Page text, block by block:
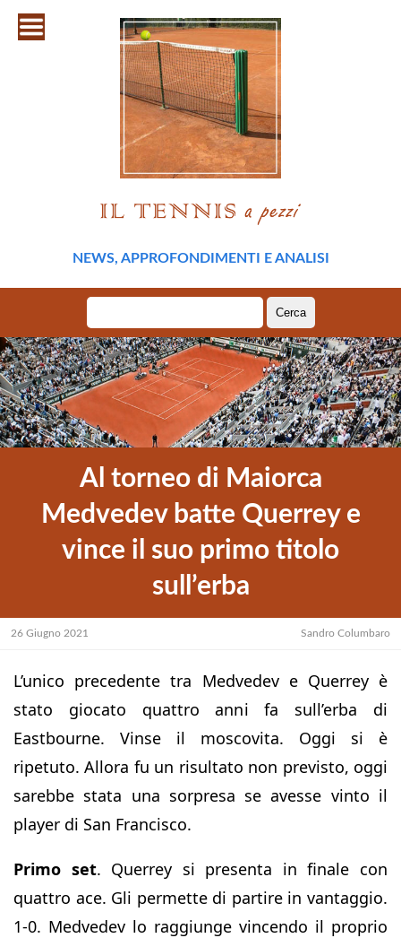
NEWS, APPROFONDIMENTI E ANALISI
per:
Al torneo di Maiorca
Medvedev batte Querrey e
vince il suo primo titolo
sull’erba
26 Giugno 2021 Sandro Columbaro
L’unico precedente tra Medvedev e Querrey è
stato giocato quattro anni fa sull’erba di
Eastbourne. Vinse il moscovita. Oggi si è
ripetuto. Allora fu un risultato non previsto, oggi
sarebbe stata una sorpresa se avesse vinto il
player di San Francisco.
Primo set. Querrey si presenta in finale con
quattro ace. Gli permette di partire in vantaggio.
1-0. Medvedev lo raggiunge vincendo il proprio